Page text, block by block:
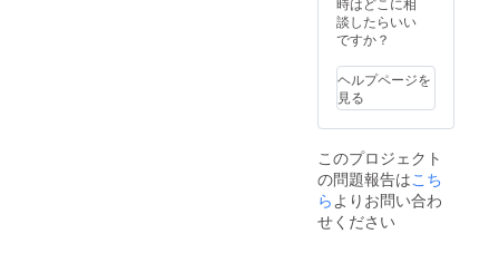
・検温
・アル
消毒 ・
ソー
シャル
ディス
の確保
談したらいい
ですか？
ヘルプページを
見る
このプロジェクト
の問題報告はこち
ら よりお問い合わ
せください